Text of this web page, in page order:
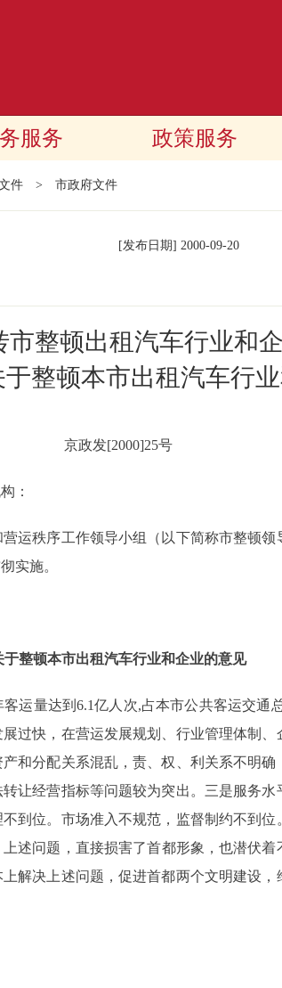
服务 政策服务
件 > 市政府文件
[发布日期] 2000-09-20
市整顿出租汽车行业和
整顿本市出租汽车行
京政发[2000]25号
：
秩序工作领导小组（以下简称市整顿领
实施。
于整顿本市出租汽车行业和企业的意见
量达到6.1亿人次,占本市公共客运交通
过快，在营运发展规划、行业管理体制
和分配关系混乱，责、权、利关系不明
让经营指标等问题较为突出。三是服务
到位。市场准入不规范，监督制约不到位
述问题，直接损害了首都形象，也潜伏
解决上述问题，促进首都两个文明建设